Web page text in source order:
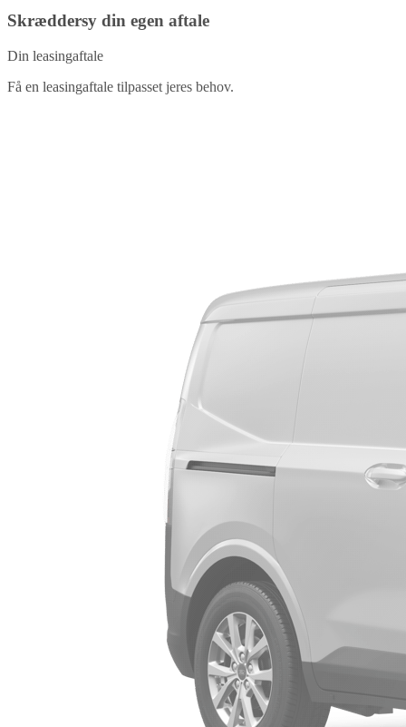
Skræddersy din egen aftale
Din leasingaftale
Få en leasingaftale tilpasset jeres behov.